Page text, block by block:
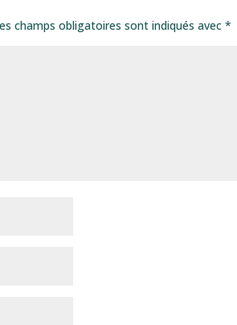
champs obligatoires sont indiqués avec*